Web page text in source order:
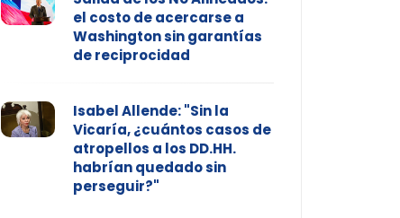
el costo de acercarse a
Washington sin garantías
de reciprocidad
Isabel Allende: "Sin la
Vicaría, ¿cuántos casos de
atropellos a los DD.HH.
habrían quedado sin
perseguir?"